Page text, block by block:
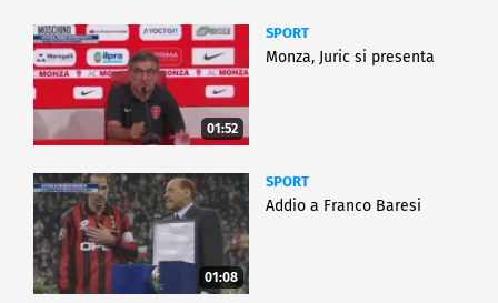
01:52
SPORT
Monza, Juric si presenta
01:08
SPORT
Addio a Franco Baresi